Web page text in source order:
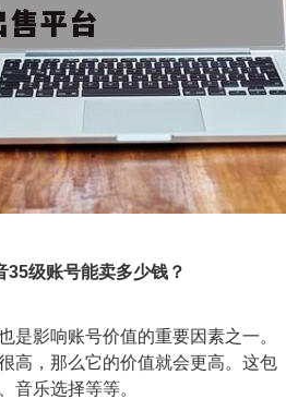
35级账号能卖多少钱？
是影响账号价值的重要因素之一。
高，那么它的价值就会更高。这包
音乐选择等等。